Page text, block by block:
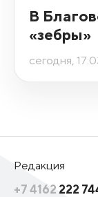
В
«зебры»
сегодня,
Редакция
+7 4162 222